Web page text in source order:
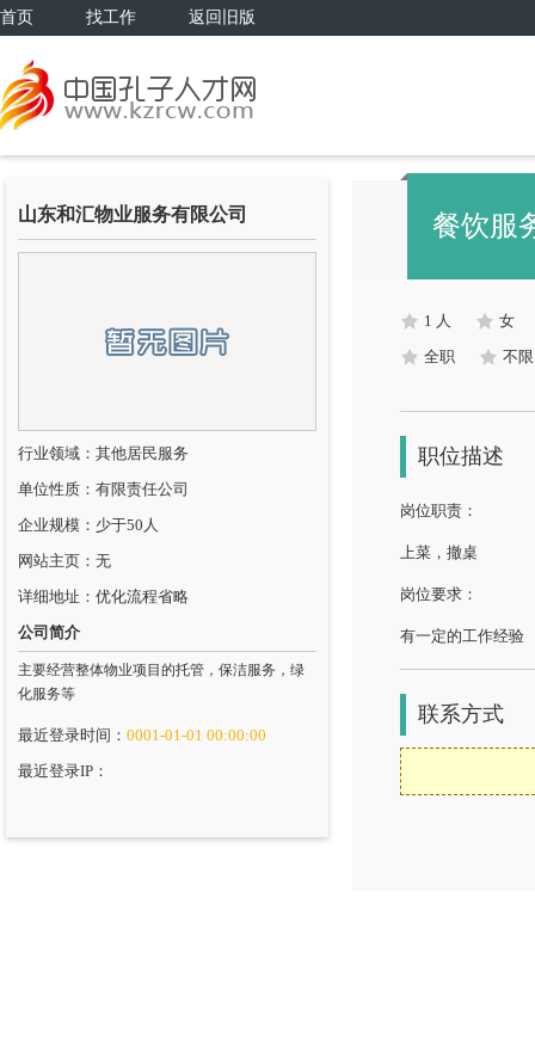
首页 找工作 返回旧版
山东和汇物业服务有限公司
行业领域：其他居民服务
单位性质：有限责任公司
企业规模：少于50人
网站主页：无
详细地址：优化流程省略
公司简介
主要经营整体物业项目的托管，保洁服务，绿
化服务等
最近登录时间： 0001-01-01 00:00:00
最近登录IP：
餐饮服
1 人
女
全职
不限
职位描述
岗位职责：
上菜，撤桌
岗位要求：
有一定的工作经验
联系方式